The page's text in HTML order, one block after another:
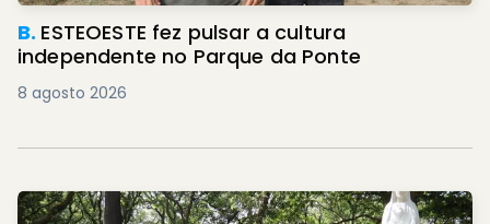
B. ESTEOESTE fez pulsar a cultura
independente no Parque da Ponte
8 agosto 2026